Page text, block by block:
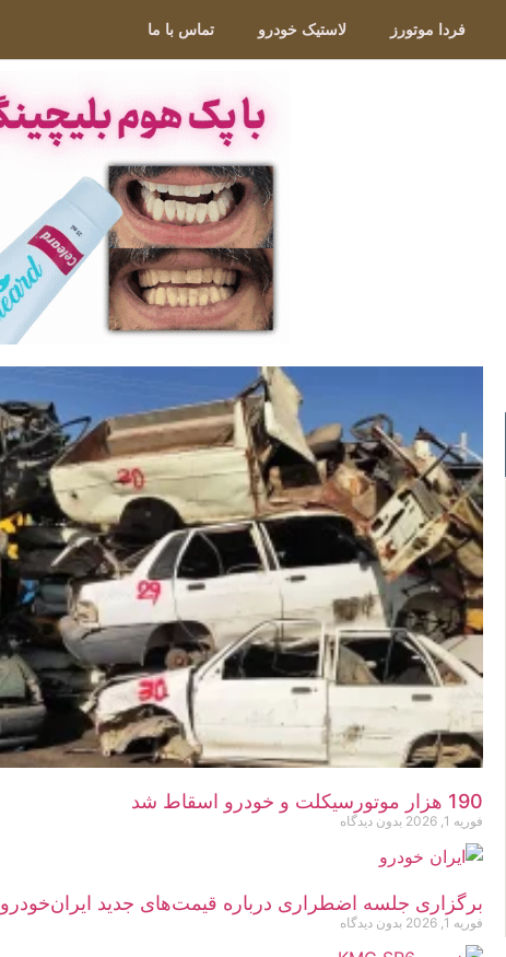
فردا موتورز لاستیک خودرو تماس با ما
190 هزار موتورسیکلت و خودرو اسقاط شد
فوریه 1, 2026 بدون دیدگاه
برگزاری جلسه اضطراری درباره قیمت‌های جدید ایران‌خودرو
فوریه 1, 2026 بدون دیدگاه